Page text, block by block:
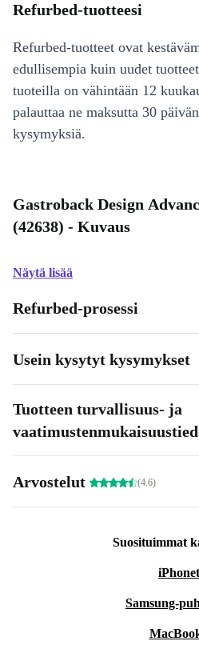
Refurbed-tuotteesi
Refurbed-tuotteet ovat
edullisempia kuin uudet
tuoteilla on vähintään 12
palauttaa ne maksutta 30
kysymyksiä.
Gastroback Design
(42638) - Kuvaus
Näytä lisää
Refurbed-prosessi
Usein kysytyt kysymykset
Tuotteen turvallisuus- ja
Arvostelut (4.6)
Suosituimmat
iPhonet
Samsung-